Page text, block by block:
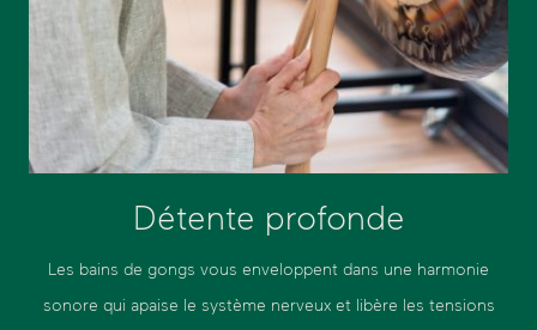
Détente profonde
Les bains de gongs vous enveloppent dans une harmonie
sonore qui apaise le système nerveux et libère les tensions